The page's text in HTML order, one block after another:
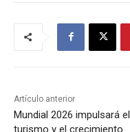
Artículo anterior
Mundial 2026 impulsará el
turismo y el crecimiento